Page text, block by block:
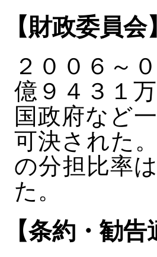
【財政委員会】
２００６～
億９４３１
国政府など
可決された
の分担比率
た。
【条約・勧